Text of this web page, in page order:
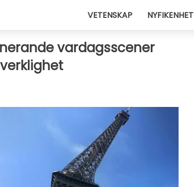
VETENSKAP NYFIKENHET
vardagsscener